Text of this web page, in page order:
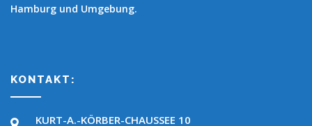
Hamburg und Umgebung.
KONTAKT:
KURT-A.-KÖRBER-CHAUSSEE 10